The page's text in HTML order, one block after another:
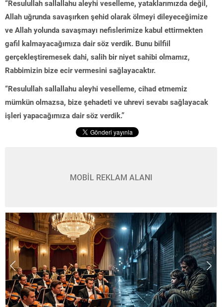
“Resulullah sallallahu aleyhi veselleme, yataklarımızda değil,
Allah uğrunda savaşırken şehid olarak ölmeyi dileyeceğimize
ve Allah yolunda savaşmayı nefislerimize kabul ettirmekten
gafil kalmayacağımıza dair söz verdik. Bunu bilfiil
gerçekleştiremesek dahi, salih bir niyet sahibi olmamız,
Rabbimizin bize ecir vermesini sağlayacaktır.
“Resulullah sallallahu aleyhi veselleme, cihad etmemiz
mümkün olmazsa, bize şehadeti ve uhrevi sevabı sağlayacak
işleri yapacağımıza dair söz verdik.”
MOBİL REKLAM ALANI